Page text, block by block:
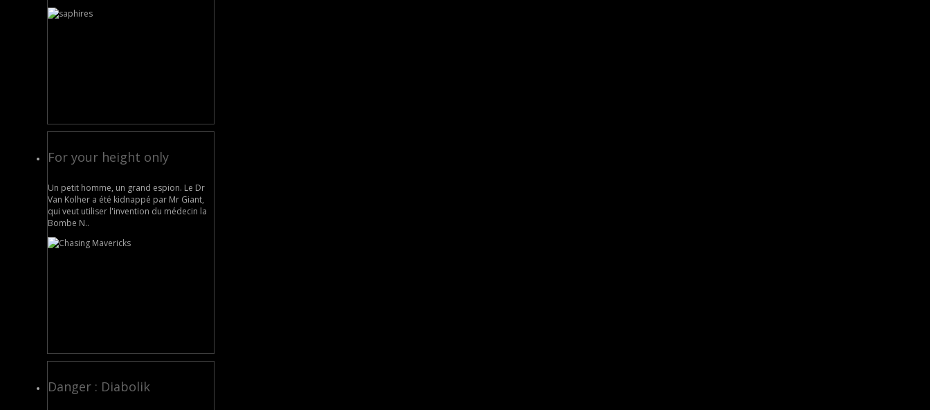
For your height only
Un petit homme, un grand espion. Le Dr
Van Kolher a été kidnappé par Mr Giant,
qui veut utiliser l'invention du médecin la
Bombe N..
Danger : Diabolik